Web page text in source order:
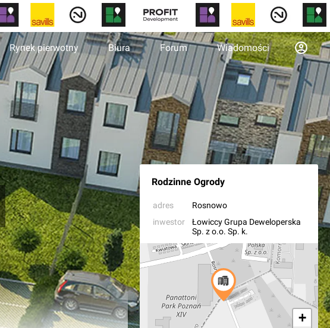
Rynek pierwotny Biura Forum Wiadomości
Rodzinne Ogrody
adres
Rosnowo
inwestor
Łowiccy Grupa Deweloperska
Sp. z o.o. Sp. k.
+